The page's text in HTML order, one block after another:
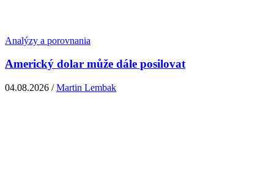
Analýzy a porovnania
Americký dolar může dále posilovat
04.08.2026 /Martin Lembak